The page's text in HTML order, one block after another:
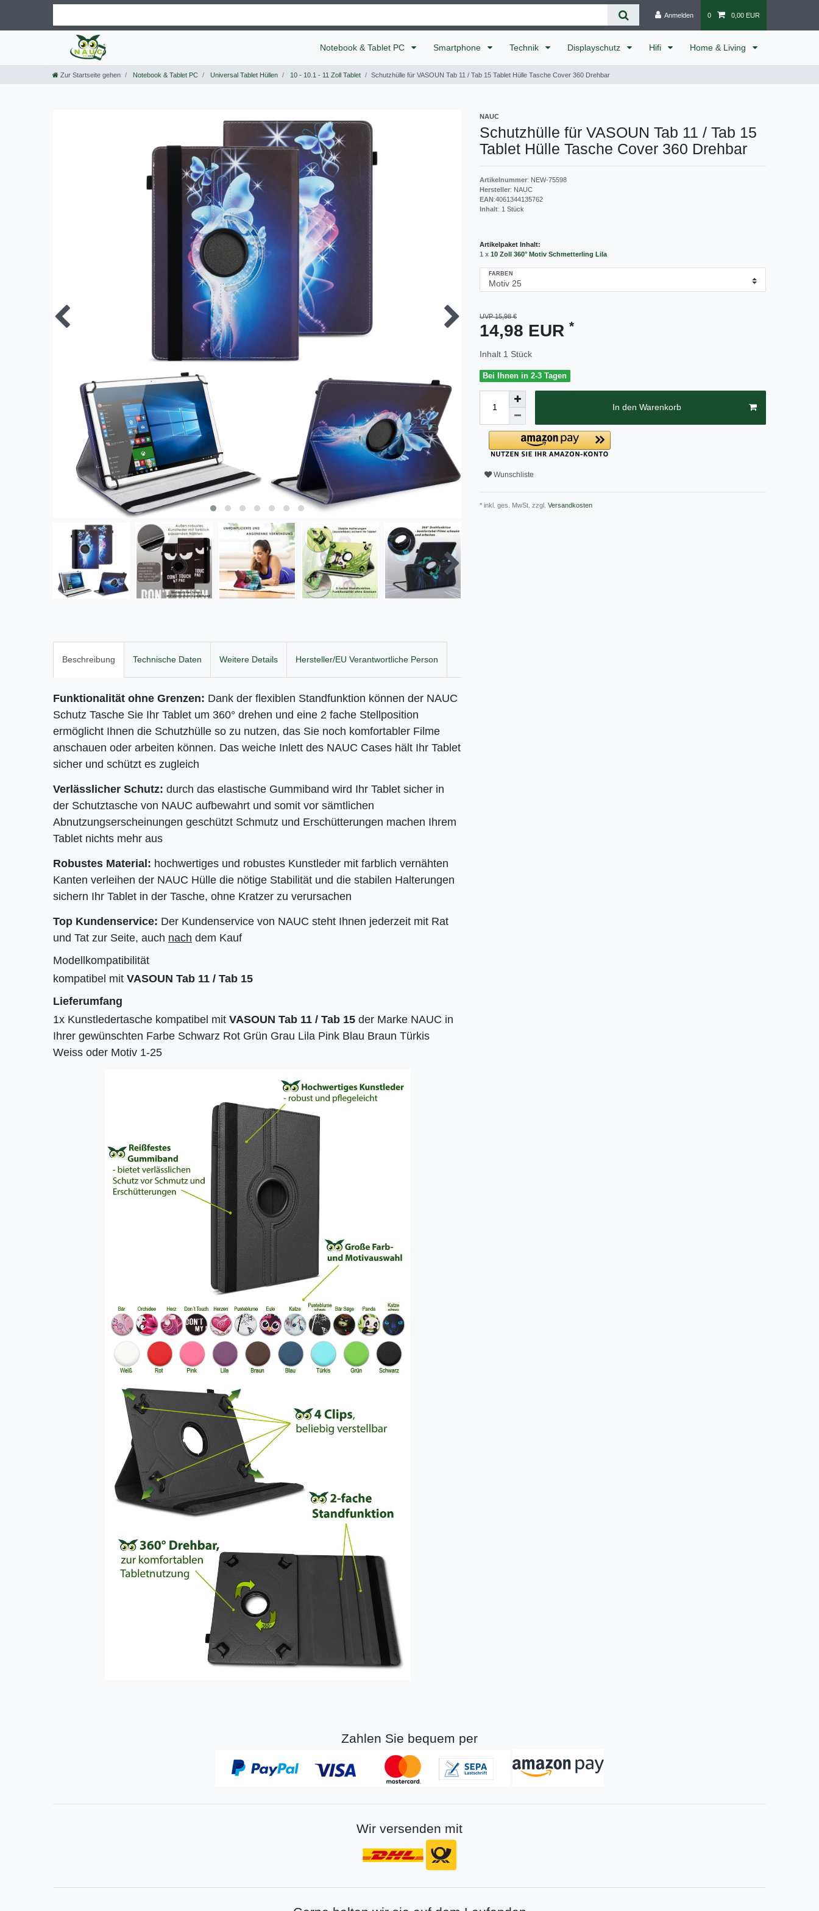
Anmelden 0 0,00 EUR
Notebook & Tablet PC Smartphone Technik Displayschutz Hifi Home & Living
Zur Startseite gehen Notebook & Tablet PC Universal Tablet Hüllen 10 - 10.1 - 11 Zoll Tablet Schutzhülle für VASOUN Tab 11 / Tab 15 Tablet Hülle Tasche Cover 360 Drehbar
NAUC
Schutzhülle für VASOUN Tab 11 / Tab 15
Tablet Hülle Tasche Cover 360 Drehbar
Artikelnummer: NEW-75598
Hersteller: NAUC
EAN:4061344135762
Inhalt: 1 Stück
Artikelpaket Inhalt:
1 x 10 Zoll 360° Motiv Schmetterling Lila
FARBEN
UVP 15,98 €
14,98 EUR *
Inhalt 1 Stück
Bei Ihnen in 2-3 Tagen
In den Warenkorb
Wunschliste
* inkl. ges. MwSt. zzgl. Versandkosten
Beschreibung Technische Daten Weitere Details Hersteller/EU Verantwortliche Person
Funktionalität ohne Grenzen: Dank der flexiblen Standfunktion können der NAUC
Schutz Tasche Sie Ihr Tablet um 360° drehen und eine 2 fache Stellposition
ermöglicht Ihnen die Schutzhülle so zu nutzen, das Sie noch komfortabler Filme
anschauen oder arbeiten können. Das weiche Inlett des NAUC Cases hält Ihr Tablet
sicher und schützt es zugleich
Verlässlicher Schutz: durch das elastische Gummiband wird Ihr Tablet sicher in
der Schutztasche von NAUC aufbewahrt und somit vor sämtlichen
Abnutzungserscheinungen geschützt Schmutz und Erschütterungen machen Ihrem
Tablet nichts mehr aus
Robustes Material: hochwertiges und robustes Kunstleder mit farblich vernähten
Kanten verleihen der NAUC Hülle die nötige Stabilität und die stabilen Halterungen
sichern Ihr Tablet in der Tasche, ohne Kratzer zu verursachen
Top Kundenservice: Der Kundenservice von NAUC steht Ihnen jederzeit mit Rat
und Tat zur Seite, auch nach dem Kauf
Modellkompatibilität
kompatibel mit VASOUN Tab 11 / Tab 15
Lieferumfang
1x Kunstledertasche kompatibel mit VASOUN Tab 11 / Tab 15 der Marke NAUC in
Ihrer gewünschten Farbe Schwarz Rot Grün Grau Lila Pink Blau Braun Türkis
Weiss oder Motiv 1-25
Zahlen Sie bequem per
Wir versenden mit